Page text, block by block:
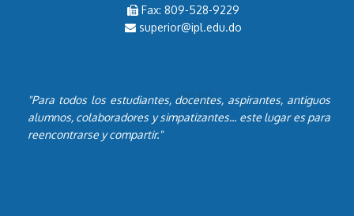
Fax: 809-528-9229
superior@ipl.edu.do
"Para todos los estudiantes, docentes, aspirantes, antiguos
alumnos, colaboradores y simpatizantes... este lugar es para
reencontrarse y compartir."